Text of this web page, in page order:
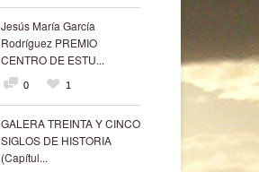
Jesús María García
Rodríguez PREMIO
CENTRO DE ESTU...
0 1
GALERA TREINTA Y CINCO
SIGLOS DE HISTORIA
(Capítul...